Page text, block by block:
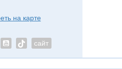
на карте
сайт